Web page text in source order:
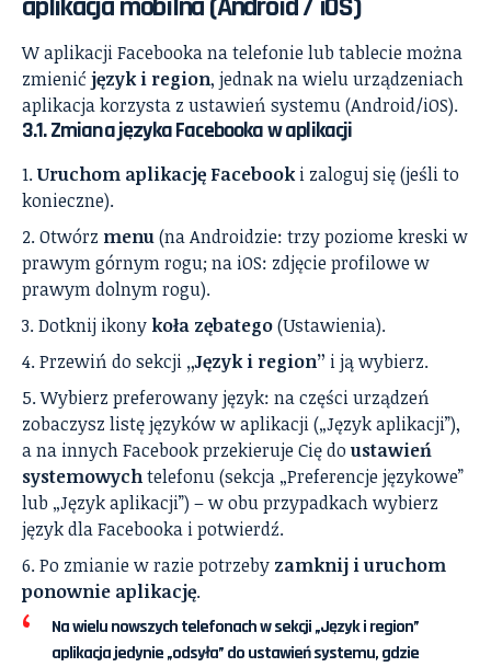
W aplikacji Facebooka na telefonie lub tablecie można
zmienić język i region, jednak na wielu urządzeniach
aplikacja korzysta z ustawień systemu (Android/iOS).
3.1. Zmiana języka Facebooka w aplikacji
Uruchom aplikację Facebooki zaloguj się (jeśli to
konieczne).
Otwórz menu(na Androidzie: trzy poziome kreski w
prawym górnym rogu; na iOS: zdjęcie profilowe w
prawym dolnym rogu).
Dotknij ikony koła zębatego(Ustawienia).
Przewiń do sekcji „Język i region” i ją wybierz.
Wybierz preferowany język: na części urządzeń
zobaczysz listę języków w aplikacji („Język aplikacji”),
a na innych Facebook przekieruje Cię do ustawień
systemowychtelefonu (sekcja „Preferencje językowe”
lub „Język aplikacji”) – w obu przypadkach wybierz
język dla Facebooka i potwierdź.
Po zmianie w razie potrzeby zamknij i uruchom
ponownie aplikację.
Na wielu nowszych telefonach w sekcji „Język i region”
aplikacja jedynie „odsyła” do ustawień systemu, gdzie